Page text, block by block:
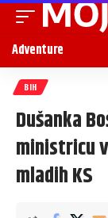
Adventure
BIH
Dušanka
ministricu
mladih KS